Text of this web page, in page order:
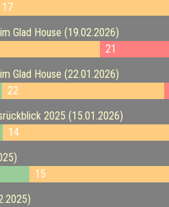
17
Glad House (19.02.2026)
21
Glad House (22.01.2026)
22
2025 (15.01.2026)
14
15